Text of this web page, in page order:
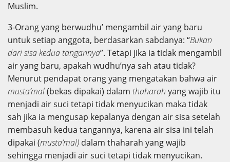
Muslim.
3-Orang yang berwudhu’ mengambil air yang baru
untuk setiap anggota, berdasarkan sabdanya: “Bukan
dari sisa kedua tangannya”. Tetapi jika ia tidak mengambil
air yang baru, apakah wudhu’nya sah atau tidak?
Menurut pendapat orang yang mengatakan bahwa air
musta’mal(bekas dipakai) dalam thaharah yang wajib itu
menjadi air suci tetapi tidak menyucikan maka tidak
sah jika ia mengusap kepalanya dengan air sisa setelah
membasuh kedua tangannya, karena air sisa ini telah
dipakai (musta’mal) dalam thaharah yang wajib
sehingga menjadi air suci tetapi tidak menyucikan.